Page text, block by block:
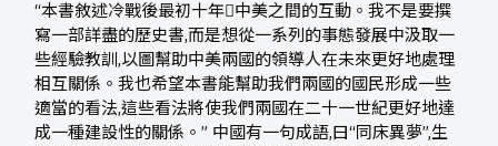
“本書敘述冷戰後最初十年中美之間的互動。我不是要撰
寫一部詳盡的歷史書,而是想從一系列的事態發展中汲取一
些經驗教訓,以圖幫助中美兩國的領導人在未來更好地處理
相互關係。我也希望本書能幫助我們兩國的國民形成一些
適當的看法,這些看法將使我們兩國在二十一世紀更好地達
成一種建設性的關係。” 中國有一句成語,曰“同床異夢”,生